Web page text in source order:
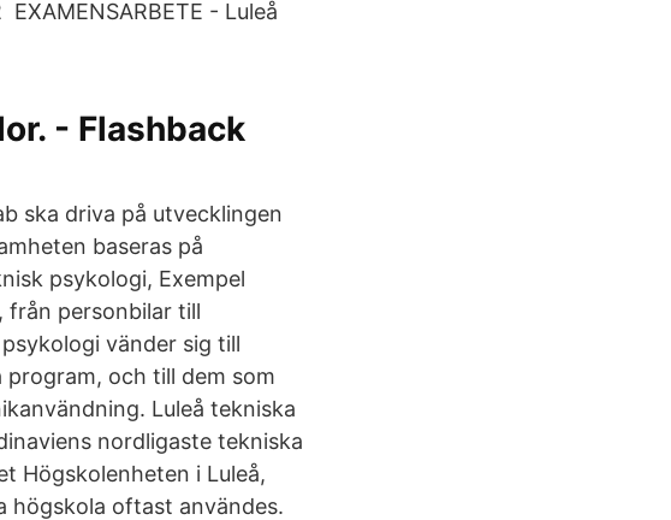
- Luleå
- Flashback
ska driva på utvecklingen
baseras på
psykologi, Exempel
personbilar till
vänder sig till
och till dem som
Luleå tekniska
nordligaste tekniska
Högskolenheten i Luleå,
högskola oftast användes.